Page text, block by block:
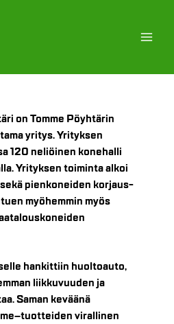
on Tomme Pöyhtärin
yritys. Yrityksen
120 neliöinen konehalli
Yrityksen toiminta alkoi
pienkoneiden korjaus-
myöhemmin myös
hankittiin huoltoauto,
liikkuvuuden ja
Saman keväänä
virallinen